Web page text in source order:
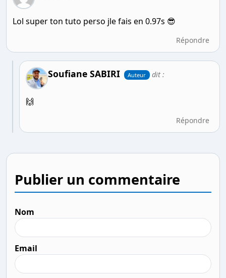
Lol super ton tuto perso jle fais en 0.97s 😎
Répondre
Soufiane SABIRI Auteur dit :
🙌
Répondre
Publier un commentaire
Nom
Email